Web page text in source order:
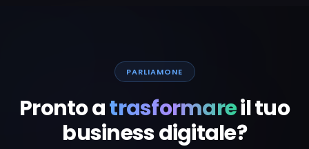
PARLIAMONE
Pronto atrasformareil tuo
business digitale?